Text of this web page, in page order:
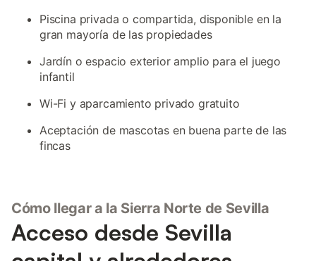
Piscina privada o compartida, disponible en la
gran mayoría de las propiedades
Jardín o espacio exterior amplio para el juego
infantil
Wi-Fi y aparcamiento privado gratuito
Aceptación de mascotas en buena parte de las
fincas
Cómo llegar a la Sierra Norte de Sevilla
Acceso desde Sevilla